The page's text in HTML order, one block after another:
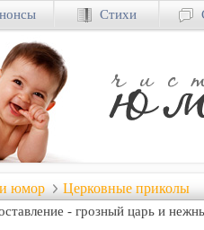
юмор Церковные приколы
- грозный царь и
Стихи